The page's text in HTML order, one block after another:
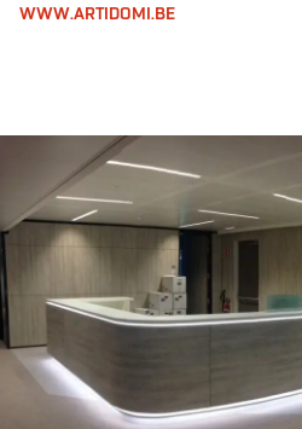
WWW.ARTIDOMI.BE